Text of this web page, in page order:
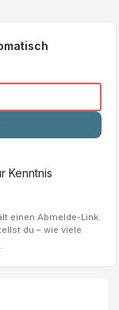
Kenntnis
einen Abmelde-Link.
du – wie viele